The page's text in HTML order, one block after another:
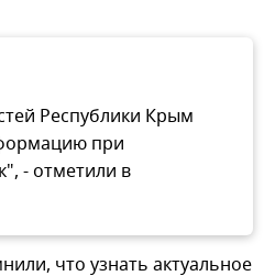
Республики Крым
при
- отметили в
что узнать актуальное